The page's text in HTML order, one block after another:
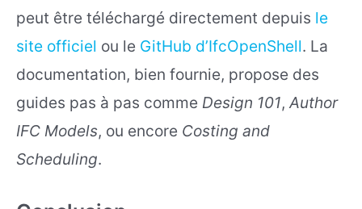
peut être téléchargé directement depuis le
site officiel ou le GitHub d’IfcOpenShell. La
documentation, bien fournie, propose des
guides pas à pas comme Design 101,Author
IFC Models, ou encore Costing and
Scheduling.